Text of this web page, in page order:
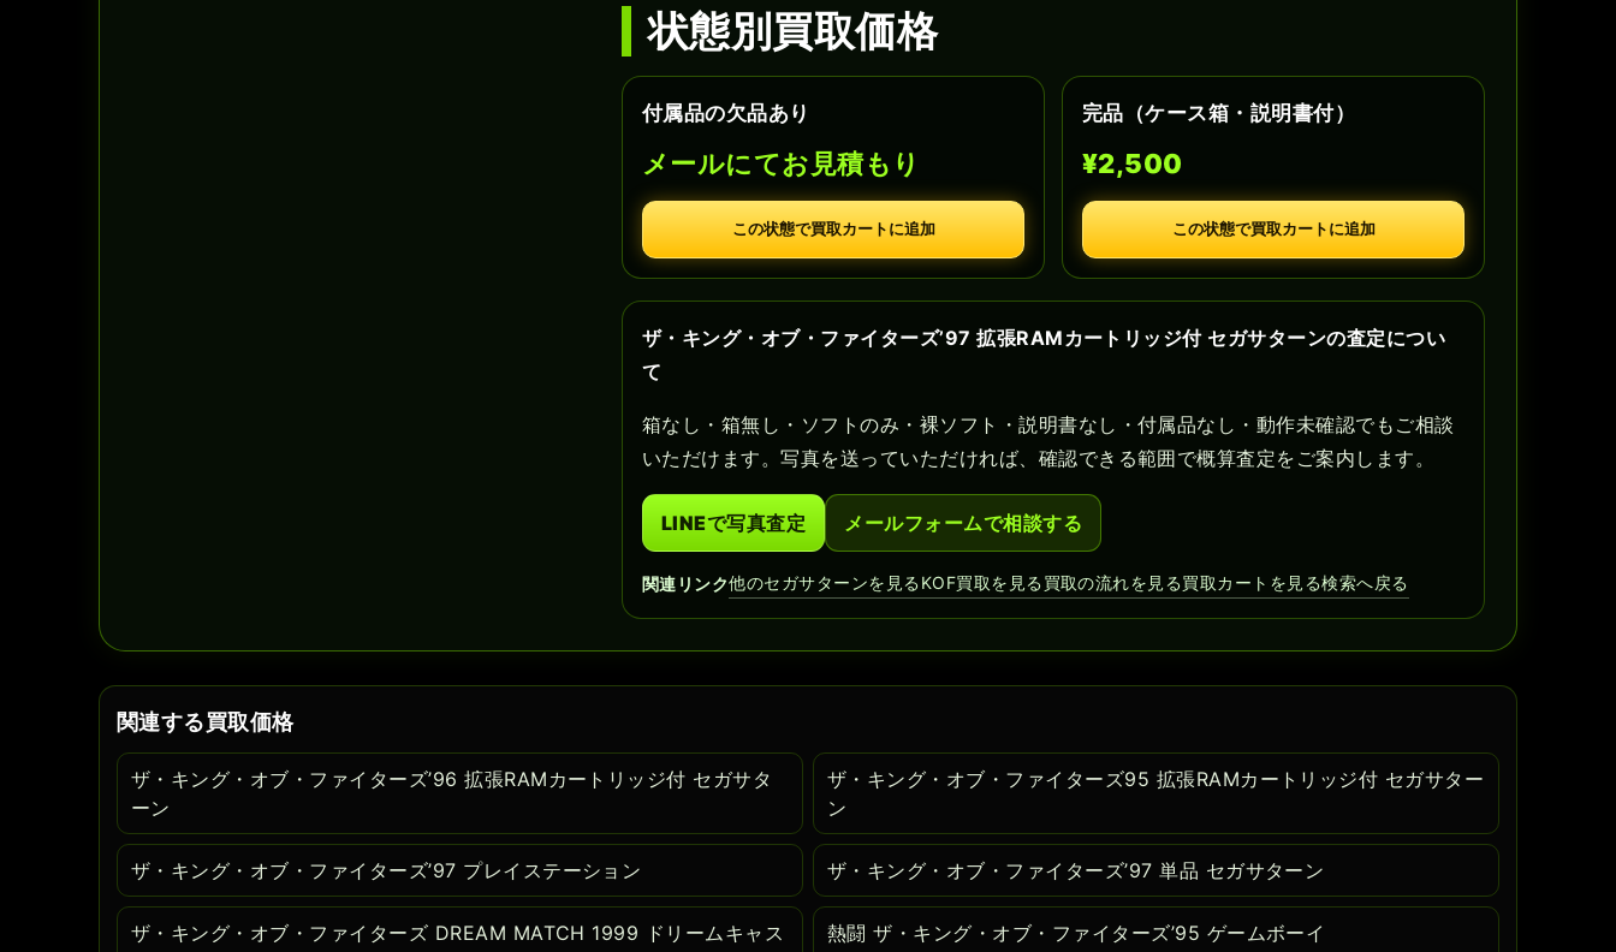
状態別買取価格
付属品の欠品あり
メールにてお見積もり
この状態で買取カートに追加
完品（ケース箱・説明書付）
¥2,500
この状態で買取カートに追加
ザ・キング・オブ・ファイターズ’97 拡張RAMカートリッジ付 セガサターンの査定につい
て
箱なし・箱無し・ソフトのみ・裸ソフト・説明書なし・付属品なし・動作未確認でもご相談
いただけます。写真を送っていただければ、確認できる範囲で概算査定をご案内します。
LINEで写真査定 メールフォームで相談する
関連リンク他のセガサターンを見るKOF買取を見る買取の流れを見る買取カートを見る検索へ戻る
関連する買取価格
ザ・キング・オブ・ファイターズ’96 拡張RAMカートリッジ付 セガサタ
ーン
ザ・キング・オブ・ファイターズ95 拡張RAMカートリッジ付 セガサター
ン
ザ・キング・オブ・ファイターズ’97 プレイステーション ザ・キング・オブ・ファイターズ’97 単品 セガサターン
ザ・キング・オブ・ファイターズ DREAM MATCH 1999 ドリームキャス
熱闘 ザ・キング・オブ・ファイターズ’95 ゲームボーイ